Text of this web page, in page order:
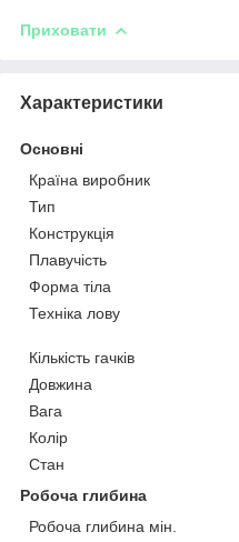
Приховати
Характеристики
Основні
Країна виробник
Тип
Конструкція
Плавучість
Форма тіла
Техніка лову
Кількість гачків
Довжина
Вага
Колір
Стан
Робоча глибина
Робоча глибина мін.